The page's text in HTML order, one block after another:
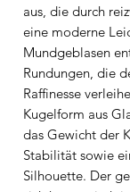
aus, die durch
eine moderne
Mundgeblasen
Rundungen, die
Raffinesse
Kugelform aus
das Gewicht der
Stabilität sowie
Silhouette. Der